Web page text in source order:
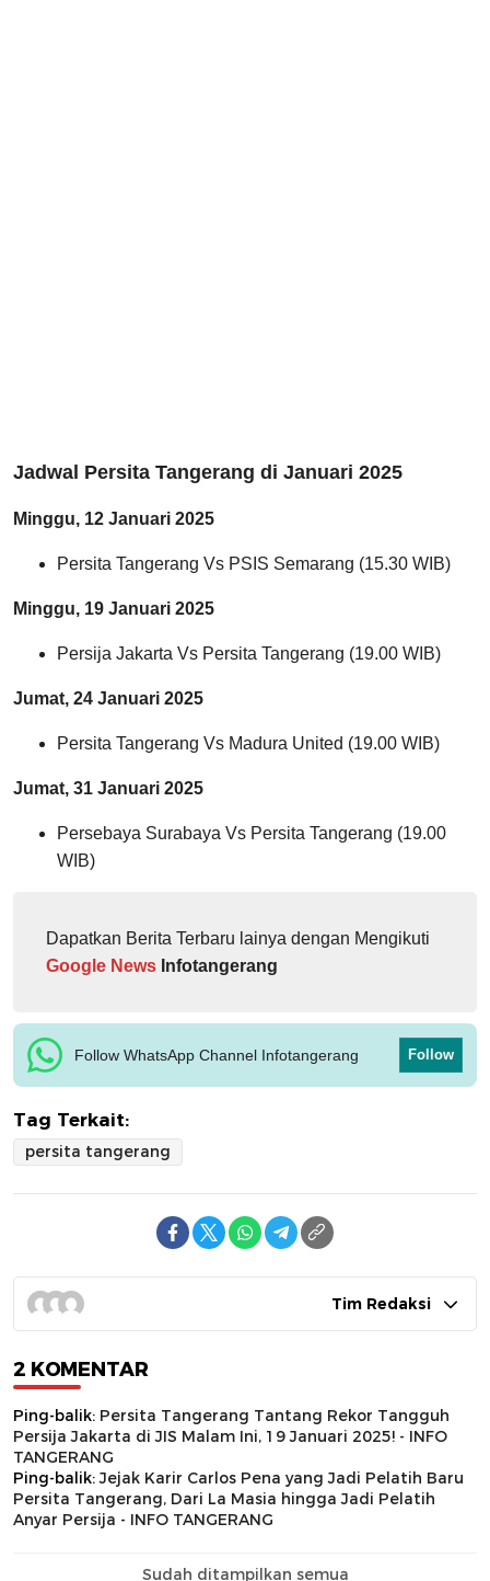
Jadwal Persita Tangerang di Januari 2025
Minggu, 12 Januari 2025
Persita Tangerang Vs PSIS Semarang (15.30 WIB)
Minggu, 19 Januari 2025
Persija Jakarta Vs Persita Tangerang (19.00 WIB)
Jumat, 24 Januari 2025
Persita Tangerang Vs Madura United (19.00 WIB)
Jumat, 31 Januari 2025
Persebaya Surabaya Vs Persita Tangerang (19.00
WIB)
Dapatkan Berita Terbaru lainya dengan Mengikuti
Google News Infotangerang
Follow WhatsApp Channel Infotangerang Follow
Tag Terkait:
persita tangerang
Tim Redaksi
2 KOMENTAR
Ping-balik: Persita Tangerang Tantang Rekor Tangguh
Persija Jakarta di JIS Malam Ini, 19 Januari 2025! - INFO
TANGERANG
Ping-balik:Jejak Karir Carlos Pena yang Jadi Pelatih Baru
Persita Tangerang, Dari La Masia hingga Jadi Pelatih
Anyar Persija - INFO TANGERANG
Sudah ditampilkan semua